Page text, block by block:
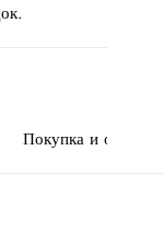
Покупка и оплата